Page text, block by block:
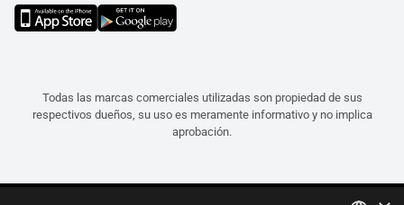
Todas las marcas comerciales utilizadas son propiedad de sus
respectivos dueños, su uso es meramente informativo y no implica
aprobación.